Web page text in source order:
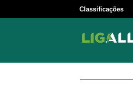
Classificações